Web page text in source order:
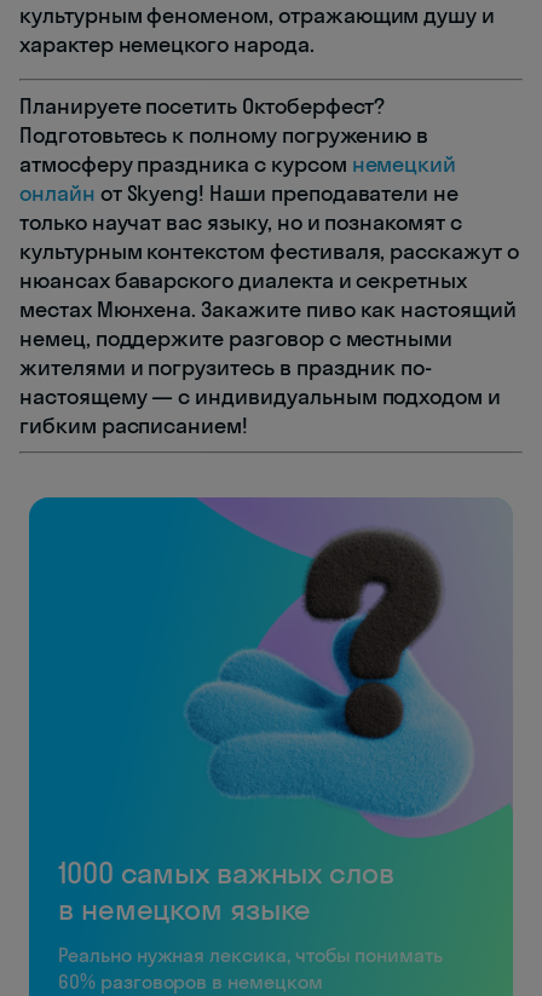
культурным феноменом, отражающим душу и
характер немецкого народа.
Планируете посетить Октоберфест?
Подготовьтесь к полному погружению в
атмосферу праздника с курсом немецкий
онлайн от Skyeng! Наши преподаватели не
только научат вас языку, но и познакомят с
культурным контекстом фестиваля, расскажут о
нюансах баварского диалекта и секретных
местах Мюнхена. Закажите пиво как настоящий
немец, поддержите разговор с местными
жителями и погрузитесь в праздник по-
настоящему — с индивидуальным подходом и
гибким расписанием!
1000 самых важных слов
в немецком языке
Реально нужная лексика, чтобы понимать
60% разговоров в немецком